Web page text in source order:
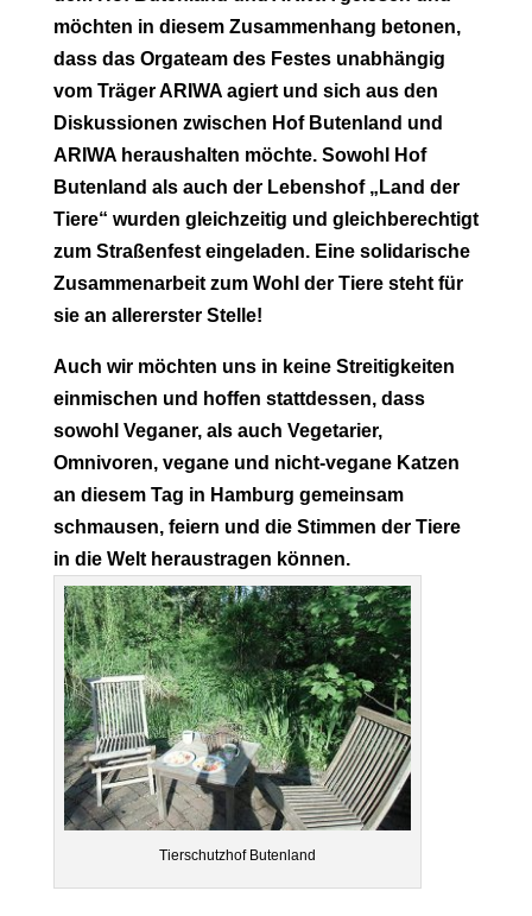
möchten in diesem Zusammenhang betonen,
dass das Orgateam des Festes unabhängig
vom Träger ARIWA agiert und sich aus den
Diskussionen zwischen Hof Butenland und
ARIWA heraushalten möchte. Sowohl Hof
Butenland als auch der Lebenshof „Land der
Tiere“ wurden gleichzeitig und gleichberechtigt
zum Straßenfest eingeladen. Eine solidarische
Zusammenarbeit zum Wohl der Tiere steht für
sie an allererster Stelle!
Auch wir möchten uns in keine Streitigkeiten
einmischen und hoffen stattdessen, dass
sowohl Veganer, als auch Vegetarier,
Omnivoren, vegane und nicht-vegane Katzen
an diesem Tag in Hamburg gemeinsam
schmausen, feiern und die Stimmen der Tiere
in die Welt heraustragen können.
Tierschutzhof Butenland